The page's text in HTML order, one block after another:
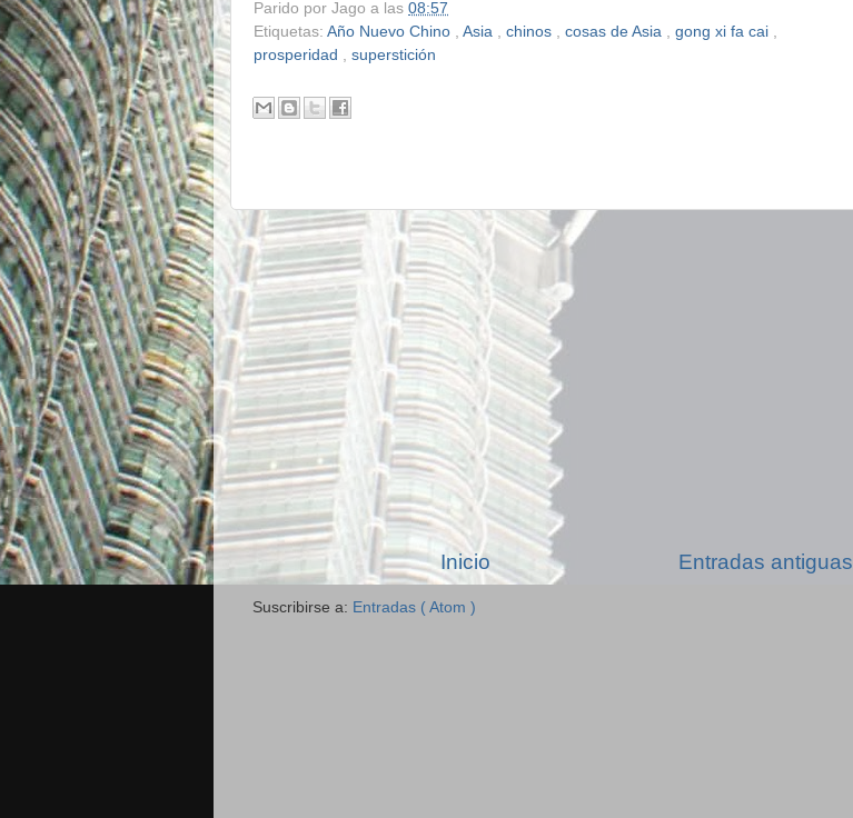
Parido por Jago a las 08:57
Etiquetas: Año Nuevo Chino Asia chinos cosas de Asia gong xi fa cai
prosperidad
superstición
Entradas antiguas
Inicio
Suscribirse a: Entradas ( Atom )